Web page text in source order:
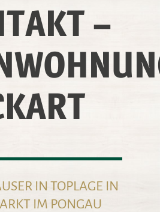
–
IN TOPLAGE IN
IM PONGAU